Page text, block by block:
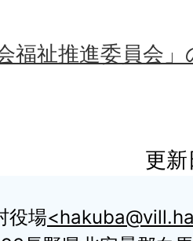
福祉推進委員会
更
役場